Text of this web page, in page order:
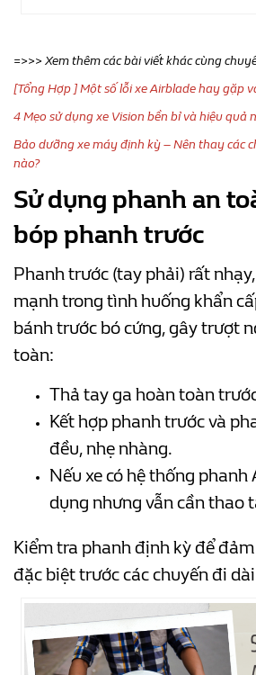
=>>> Xem thêm các bài viết khác cùng
[Tổng Hợp ] Một số lỗi xe Airblade hay gặp
4 Mẹo sử dụng xe Vision bền bỉ và hiệu quả
Bảo dưỡng xe máy định kỳ – Nên thay các
nào?
Sử dụng phanh an
bóp phanh trước
Phanh trước (tay phải) rất
mạnh trong tình huống khẩn
bánh trước bó cứng, gây trượt
toàn:
Thả tay ga hoàn toàn
Kết hợp phanh trước và
đều, nhẹ nhàng.
Nếu xe có hệ thống phanh
dụng nhưng vẫn cần thao
Kiểm tra phanh định kỳ để
đặc biệt trước các chuyến đi